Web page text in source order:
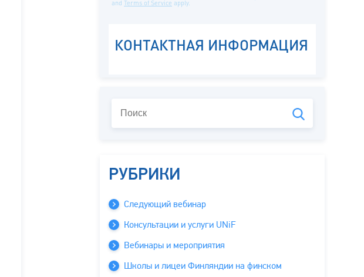
РУБРИКИ
Следующий вебинар
Консультации и услуги UNiF
Вебинары и мероприятия
Школы и лицеи Финляндии на финском